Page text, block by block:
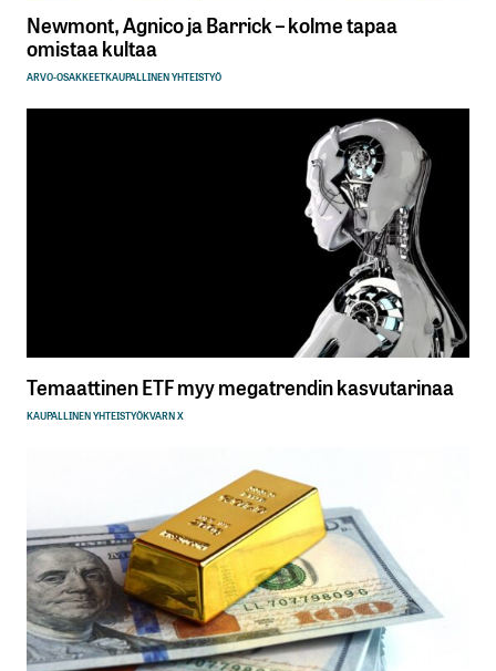
Newmont, Agnico ja Barrick – kolme tapaa
omistaa kultaa
ARVO-OSAKKEETKAUPALLINEN YHTEISTYÖ
Temaattinen ETF myy megatrendin kasvutarinaa
KAUPALLINEN YHTEISTYÖKVARN X